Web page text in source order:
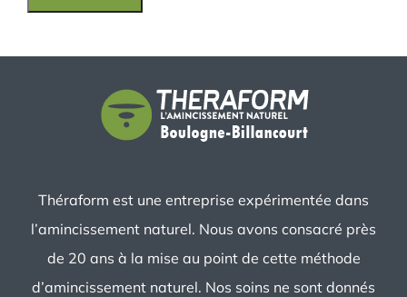
Théraform est une entreprise expérimentée dans
l’amincissement naturel. Nous avons consacré près
de 20 ans à la mise au point de cette méthode
d’amincissement naturel. Nos soins ne sont donnés